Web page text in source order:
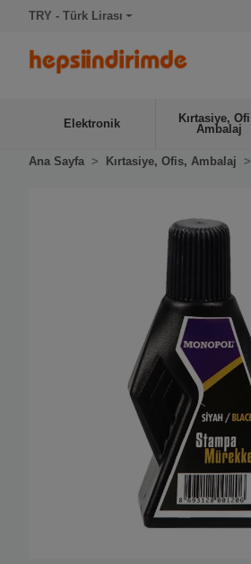
TRY - Türk Lirası
Elektronik
Kırtasiye,
Ambalaj
Ana Sayfa Kırtasiye, Ofis, Ambalaj